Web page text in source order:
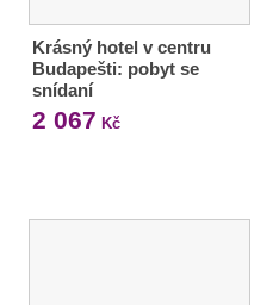
Krásný hotel v centru
Budapešti: pobyt se
snídaní
2 067 Kč